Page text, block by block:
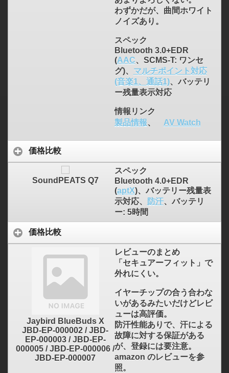
わずかだが、曲間ホワイト
ノイズあり。
スペック
Bluetooth 3.0+EDR
(AAC、SCMS-T: ワンセ
グ)、 マルチポイント対応
(音楽1、通話1)、バッテリ
ー残量表示対応
情報リンク
製品情報、 AV Watch
価格比較
SoundPEATS Q7
スペック
Bluetooth 4.0+EDR
(aptX)、バッテリー残量表
示対応、
防汗、バッテリ
ー: 5時間
価格比較
Jaybird BlueBuds X
JBD-EP-000002 / JBD-
EP-000003 / JBD-EP-
000005 / JBD-EP-000006 /
JBD-EP-000007
レビューのまとめ
「セキュアーフィット」で
外れにくい。
イヤーチップの合う合わな
いがあるみたいだけどレビ
ューは高評価。
防汗性能ありで、汗による
故障に対する保証がある
が、登録には要注意。
amazon のレビューを参
照。